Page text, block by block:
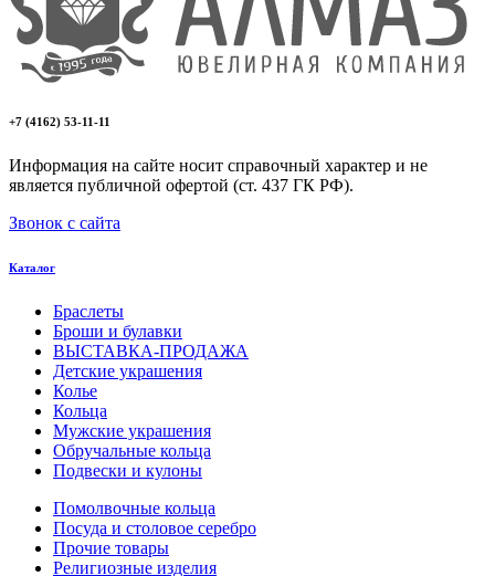
+7 (4162) 53-11-11
Информация на сайте носит справочный характер и не
является публичной офертой (ст. 437 ГК РФ).
Звонок с сайта
Каталог
Браслеты
Броши и булавки
ВЫСТАВКА-ПРОДАЖА
Детские украшения
Колье
Кольца
Мужские украшения
Обручальные кольца
Подвески и кулоны
Помолвочные кольца
Посуда и столовое серебро
Прочие товары
Религиозные изделия